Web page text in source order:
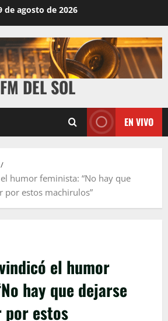
de agosto de 2026
FM DEL SOL
EN VIVO
humor feminista: “No hay que
por estos machirulos”
el humor
hay que dejarse
por estos